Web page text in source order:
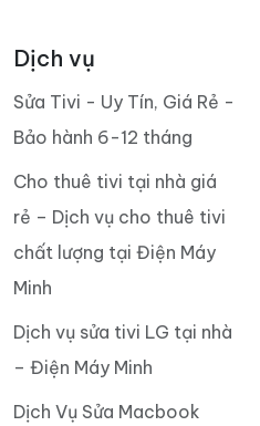
Dịch vụ
Sửa Tivi - Uy Tín, Giá Rẻ -
Bảo hành 6-12 tháng
Cho thuê tivi tại nhà giá
rẻ – Dịch vụ cho thuê tivi
chất lượng tại Điện Máy
Minh
Dịch vụ sửa tivi LG tại nhà
– Điện Máy Minh
Dịch Vụ Sửa Macbook